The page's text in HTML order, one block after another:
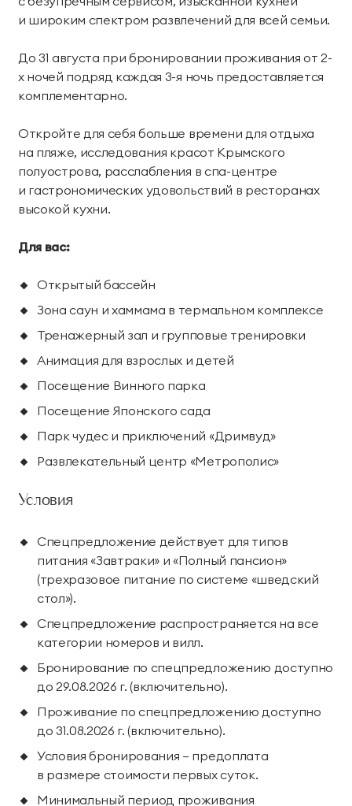
и широким спектром развлечений для всей семьи.
До 31 августа при бронировании проживания от 2-
х ночей подряд каждая 3-я ночь предоставляется
комплементарно.
Откройте для себя больше времени для отдыха
на пляже, исследования красот Крымского
полуострова, расслабления в спа-центре
и гастрономических удовольствий в ресторанах
высокой кухни.
Для вас:
Открытый бассейн
Зона саун и хаммама в термальном комплексе
Тренажерный зал и групповые тренировки
Анимация для взрослых и детей
Посещение Винного парка
Посещение Японского сада
Парк чудес и приключений «Дримвуд»
Развлекательный центр «Метрополис»
Условия
Спецпредложение действует для типов
питания «Завтраки» и «Полный пансион»
(трехразовое питание по системе «шведский
стол»).
Спецпредложение распространяется на все
категории номеров и вилл.
Бронирование по спецпредложению доступно
до 29.08.2026 г. (включительно).
Проживание по спецпредложению доступно
до 31.08.2026 г. (включительно).
Условия бронирования — предоплата
в размере стоимости первых суток.
Минимальный период проживания
Парк приключений
Для детей
Развлекательный
центр «Метрополис»
Парк развлечений
«Дримвуд»
Пиратский галеон
«Полундра»
Спорт и активный отдых
Тренажерный зал Игровой зал
Теннисные корты Падел
Дайвинг Морские развлечения
Парусный клуб Яхт-клуб «Мрия»
Маяк Мечты
Экскурсии
территории курорта
Групповые экскурсии
Императорские виллы
Винные виллы
виллы
винные виллы
Размещение с
животными
СВЯЗАТЬСЯ В МЕССЕНДЖЕРЕ